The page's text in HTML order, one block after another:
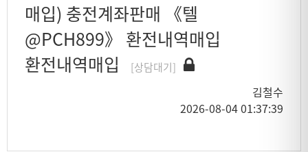
매입) 충전계좌판매 《텔
@PCH899》 환전내역매입
환전내역매입
[상담대기]
김철수
2026-08-04 01:37:39